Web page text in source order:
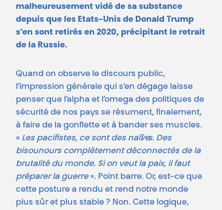
malheureusement vidé de sa substance
depuis que les Etats-Unis de Donald Trump
s’en sont retirés en 2020, précipitant le retrait
de la Russie.
Quand on observe le discours public,
l’impression générale qui s’en dégage laisse
penser que l’alpha et l’omega des politiques de
sécurité de nos pays se résument, finalement,
à faire de la gonflette et à bander ses muscles.
« Les pacifistes, ce sont des naïf·ve·s. Des
bisounours complètement déconnectés de la
brutalité du monde. Si on veut la paix, il faut
préparer la guerre». Point barre. Or, est-ce que
cette posture a rendu et rend notre monde
plus sûr et plus stable ? Non. Cette logique,